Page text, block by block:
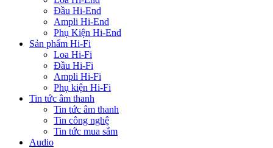
Đầu Hi-End
Ampli Hi-End
Phụ Kiện Hi-End
Sản phẩm Hi-Fi
Loa Hi-Fi
Đầu Hi-Fi
Ampli Hi-Fi
Phụ kiện Hi-Fi
Tin tức âm thanh
Tin tức âm thanh
Tin công nghệ
Tin tức mua sắm
Audio